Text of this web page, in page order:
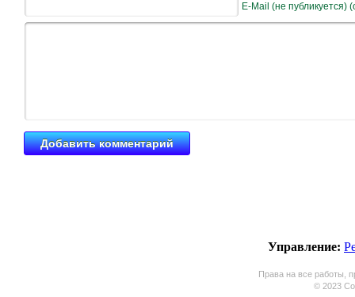
E-Mail (не публикуется)
Управление:
Права на все работы,
© 2023